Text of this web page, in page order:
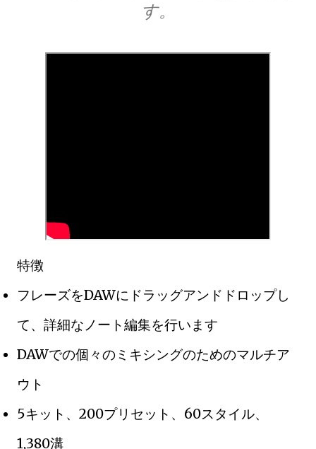
す。
特徴
フレーズをDAWにドラッグアンドドロップし
て、詳細なノート編集を行います
DAWでの個々のミキシングのためのマルチア
ウト
5キット、200プリセット、60スタイル、
1,380溝